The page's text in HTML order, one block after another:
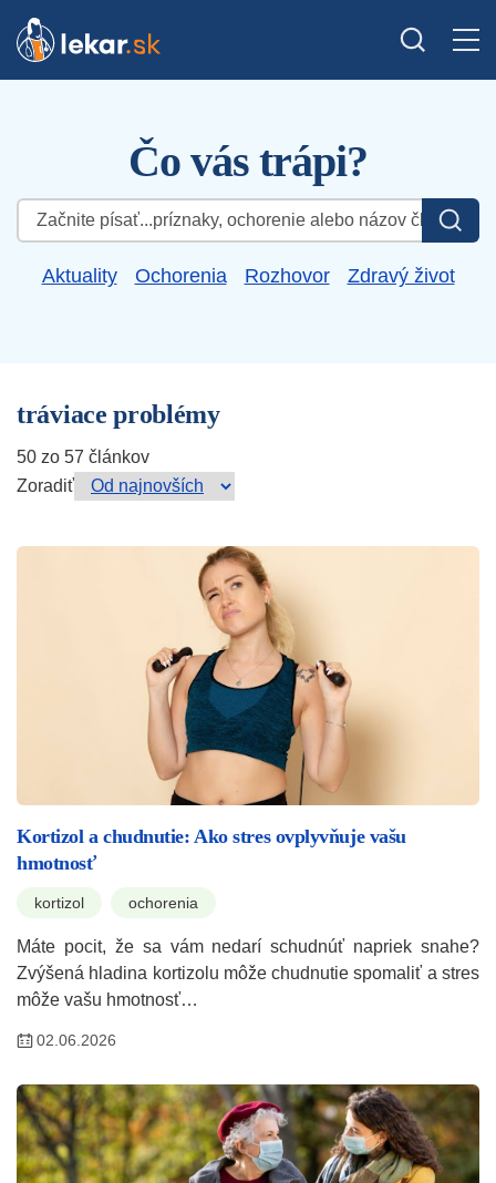
Čo vás trápi?
Hľadať:
Aktuality Ochorenia Rozhovor Zdravý život
tráviace problémy
50 zo 57 článkov
Zoradiť
Kortizol a chudnutie: Ako stres ovplyvňuje vašu
hmotnosť
kortizol ochorenia
Máte pocit, že sa vám nedarí schudnúť napriek snahe?
Zvýšená hladina kortizolu môže chudnutie spomaliť a stres
môže vašu hmotnosť…
02.06.2026